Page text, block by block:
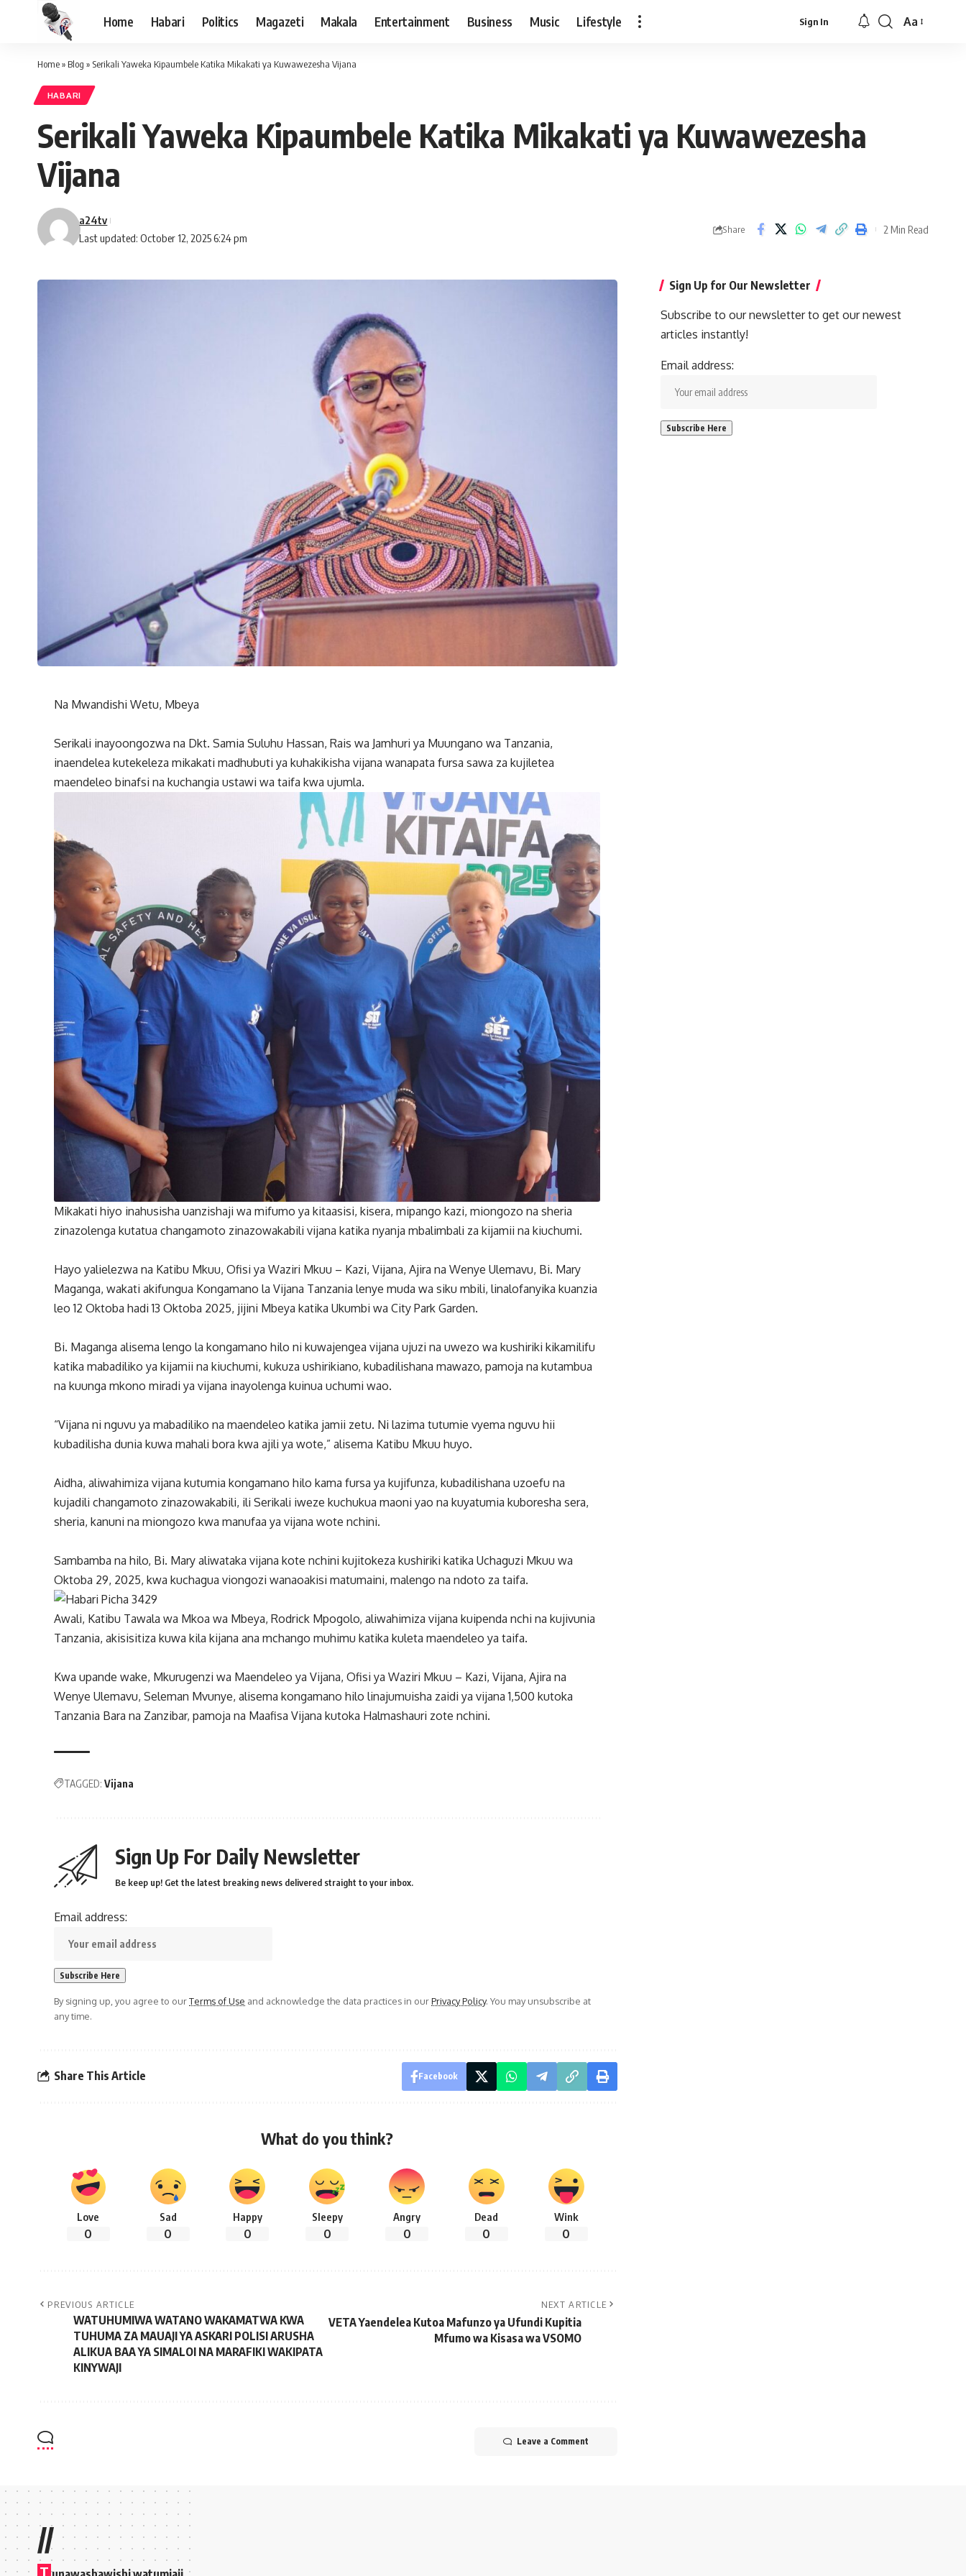
Home Habari Politics Magazeti Makala Entertainment Business Music Lifestyle Sign In
Font
Aa
Home» Blog » Serikali Yaweka Kipaumbele Katika Mikakati ya Kuwawezesha Vijana
HABARI
Serikali Yaweka Kipaumbele Katika Mikakati ya Kuwawezesha
Vijana
Last updated: October 12, 2025 6:24 pm
a24tv
Share 2 Min Read
Na Mwandishi Wetu, Mbeya
Serikali inayoongozwa na Dkt. Samia Suluhu Hassan, Rais wa Jamhuri ya Muungano wa Tanzania,
inaendelea kutekeleza mikakati madhubuti ya kuhakikisha vijana wanapata fursa sawa za kujiletea
maendeleo binafsi na kuchangia ustawi wa taifa kwa ujumla.
Mikakati hiyo inahusisha uanzishaji wa mifumo ya kitaasisi, kisera, mipango kazi, miongozo na sheria
zinazolenga kutatua changamoto zinazowakabili vijana katika nyanja mbalimbali za kijamii na kiuchumi.
Hayo yalielezwa na Katibu Mkuu, Ofisi ya Waziri Mkuu – Kazi, Vijana, Ajira na Wenye Ulemavu, Bi. Mary
Maganga, wakati akifungua Kongamano la Vijana Tanzania lenye muda wa siku mbili, linalofanyika kuanzia
leo 12 Oktoba hadi 13 Oktoba 2025, jijini Mbeya katika Ukumbi wa City Park Garden.
Bi. Maganga alisema lengo la kongamano hilo ni kuwajengea vijana ujuzi na uwezo wa kushiriki kikamilifu
katika mabadiliko ya kijamii na kiuchumi, kukuza ushirikiano, kubadilishana mawazo, pamoja na kutambua
na kuunga mkono miradi ya vijana inayolenga kuinua uchumi wao.
“Vijana ni nguvu ya mabadiliko na maendeleo katika jamii zetu. Ni lazima tutumie vyema nguvu hii
kubadilisha dunia kuwa mahali bora kwa ajili ya wote,” alisema Katibu Mkuu huyo.
Aidha, aliwahimiza vijana kutumia kongamano hilo kama fursa ya kujifunza, kubadilishana uzoefu na
kujadili changamoto zinazowakabili, ili Serikali iweze kuchukua maoni yao na kuyatumia kuboresha sera,
sheria, kanuni na miongozo kwa manufaa ya vijana wote nchini.
Sambamba na hilo, Bi. Mary aliwataka vijana kote nchini kujitokeza kushiriki katika Uchaguzi Mkuu wa
Oktoba 29, 2025, kwa kuchagua viongozi wanaoakisi matumaini, malengo na ndoto za taifa.
Awali, Katibu Tawala wa Mkoa wa Mbeya, Rodrick Mpogolo, aliwahimiza vijana kuipenda nchi na kujivunia
Tanzania, akisisitiza kuwa kila kijana ana mchango muhimu katika kuleta maendeleo ya taifa.
Kwa upande wake, Mkurugenzi wa Maendeleo ya Vijana, Ofisi ya Waziri Mkuu – Kazi, Vijana, Ajira na
Wenye Ulemavu, Seleman Mvunye, alisema kongamano hilo linajumuisha zaidi ya vijana 1,500 kutoka
Tanzania Bara na Zanzibar, pamoja na Maafisa Vijana kutoka Halmashauri zote nchini.
TAGGED: Vijana
Sign Up For Daily Newsletter
Be keep up! Get the latest breaking news delivered straight to your inbox.
Email address:
By signing up, you agree to ourTerms of Use and acknowledge the data practices in ourPrivacy Policy. You may unsubscribe at
any time.
Share This Article Facebook
What do you think?
Love
0
Sad
0
Happy
0
Sleepy
0
Angry
0
Dead
0
Wink
0
PREVIOUS ARTICLE
WATUHUMIWA WATANO WAKAMATWA KWA
TUHUMA ZA MAUAJI YA ASKARI POLISI ARUSHA
ALIKUA BAA YA SIMALOI NA MARAFIKI WAKIPATA
KINYWAJI
NEXT ARTICLE
VETA Yaendelea Kutoa Mafunzo ya Ufundi Kupitia
Mfumo wa Kisasa wa VSOMO
Leave a Comment
Sign Up for Our Newsletter
Subscribe to our newsletter to get our newest
articles instantly!
Email address:
//
T